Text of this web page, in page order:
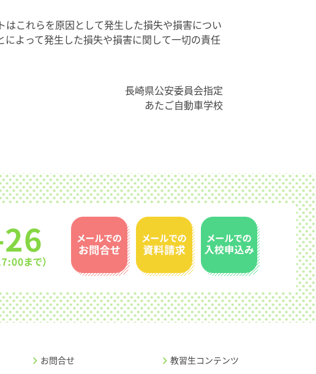
これらを原因として発生した損失や損害につい
よって発生した損失や損害に関して一切の責任
長崎県公安委員会指定
あたご自動車学校
お問合せ 教習生コンテンツ